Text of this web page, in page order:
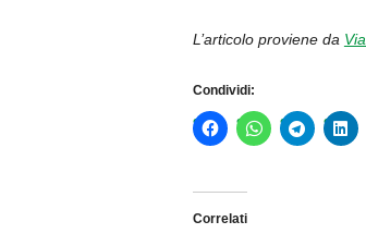
L’articolo proviene da
Condividi:
Correlati